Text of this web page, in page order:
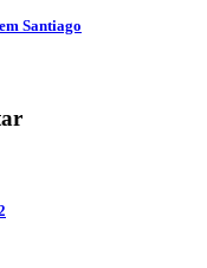
Santiago